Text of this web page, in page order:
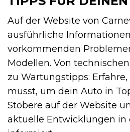
Auf der Website von
ausführliche
vorkommenden
Modellen. Von
zu Wartungstipps:
musst, um dein Auto in
Stöbere auf der Website
aktuelle Entwicklungen in